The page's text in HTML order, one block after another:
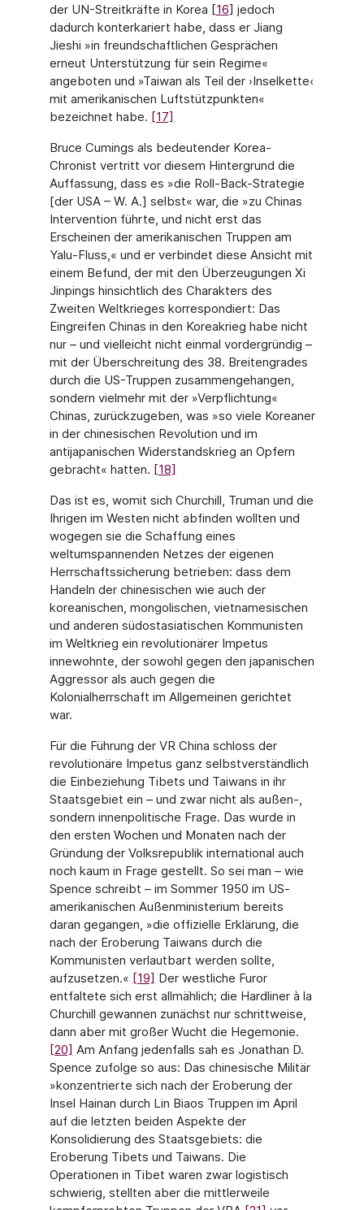
der UN-Streitkräfte in Korea [16] jedoch
dadurch konterkariert habe, dass er Jiang
Jieshi »in freundschaftlichen Gesprächen
erneut Unterstützung für sein Regime«
angeboten und »Taiwan als Teil der ›Inselkette‹
mit amerikanischen Luftstützpunkten«
bezeichnet habe. [17]
Bruce Cumings als bedeutender Korea-
Chronist vertritt vor diesem Hintergrund die
Auffassung, dass es »die Roll-Back-Strategie
[der USA – W. A.] selbst« war, die »zu Chinas
Intervention führte, und nicht erst das
Erscheinen der amerikanischen Truppen am
Yalu-Fluss,« und er verbindet diese Ansicht mit
einem Befund, der mit den Überzeugungen Xi
Jinpings hinsichtlich des Charakters des
Zweiten Weltkrieges korrespondiert: Das
Eingreifen Chinas in den Koreakrieg habe nicht
nur – und vielleicht nicht einmal vordergründig –
mit der Überschreitung des 38. Breitengrades
durch die US-Truppen zusammengehangen,
sondern vielmehr mit der »Verpflichtung«
Chinas, zurückzugeben, was »so viele Koreaner
in der chinesischen Revolution und im
antijapanischen Widerstandskrieg an Opfern
gebracht« hatten. [18]
Das ist es, womit sich Churchill, Truman und die
Ihrigen im Westen nicht abfinden wollten und
wogegen sie die Schaffung eines
weltumspannenden Netzes der eigenen
Herrschaftssicherung betrieben: dass dem
Handeln der chinesischen wie auch der
koreanischen, mongolischen, vietnamesischen
und anderen südostasiatischen Kommunisten
im Weltkrieg ein revolutionärer Impetus
innewohnte, der sowohl gegen den japanischen
Aggressor als auch gegen die
Kolonialherrschaft im Allgemeinen gerichtet
war.
Für die Führung der VR China schloss der
revolutionäre Impetus ganz selbstverständlich
die Einbeziehung Tibets und Taiwans in ihr
Staatsgebiet ein – und zwar nicht als außen-,
sondern innenpolitische Frage. Das wurde in
den ersten Wochen und Monaten nach der
Gründung der Volksrepublik international auch
noch kaum in Frage gestellt. So sei man – wie
Spence schreibt – im Sommer 1950 im US-
amerikanischen Außenministerium bereits
daran gegangen, »die offizielle Erklärung, die
nach der Eroberung Taiwans durch die
Kommunisten verlautbart werden sollte,
aufzusetzen.« [19] Der westliche Furor
entfaltete sich erst allmählich; die Hardliner à la
Churchill gewannen zunächst nur schrittweise,
dann aber mit großer Wucht die Hegemonie.
[20] Am Anfang jedenfalls sah es Jonathan D.
Spence zufolge so aus: Das chinesische Militär
»konzentrierte sich nach der Eroberung der
Insel Hainan durch Lin Biaos Truppen im April
auf die letzten beiden Aspekte der
Konsolidierung des Staatsgebiets: die
Eroberung Tibets und Taiwans. Die
Operationen in Tibet waren zwar logistisch
schwierig, stellten aber die mittlerweile